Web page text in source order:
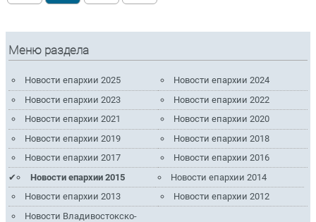
Меню раздела
Новости епархии 2025
Новости епархии 2024
Новости епархии 2023
Новости епархии 2022
Новости епархии 2021
Новости епархии 2020
Новости епархии 2019
Новости епархии 2018
Новости епархии 2017
Новости епархии 2016
Новости епархии 2015
Новости епархии 2014
Новости епархии 2013
Новости епархии 2012
Новости Владивостокско-